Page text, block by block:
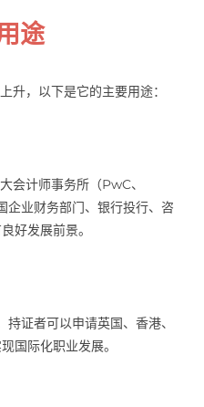
途
升，以下是它的主要用途：
会计师事务所（PwC、
业财务部门、银行投行、咨
好发展前景。
证者可以申请英国、香港、
国际化职业发展。